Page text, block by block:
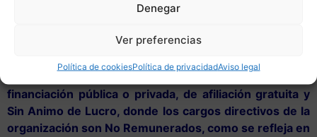
Denegar
Ver preferencias
Política de cookiesPolítica de privacidadAviso legal
http://tessinf.com/tessinf-haiti-salvar-una-
vida-es-dar-amor-20013/
TESSINF es una Organización No Gubernamental para
financiación pública o privada, de afiliación gratuita y
Sin Animo de Lucro, donde los cargos directivos de la
organización son No Remunerados, como se refleja en